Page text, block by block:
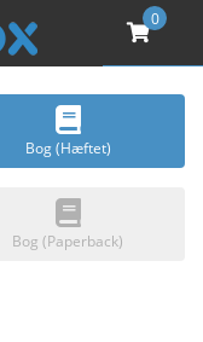
0
Bog (Hæftet)
Bog (Paperback)